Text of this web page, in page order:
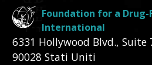
Foundation for a Drug-
International
6331 Hollywood Blvd., Suite
90028 Stati Uniti